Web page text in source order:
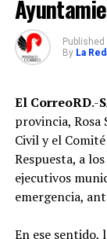
Published
By La
El CorreoRD.-
provincia, Rosa
Civil y el
Respuesta, a
ejecutivos
emergencia,
En ese sentido,